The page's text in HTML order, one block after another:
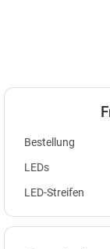
Bestellung
LEDs
LED-Streifen